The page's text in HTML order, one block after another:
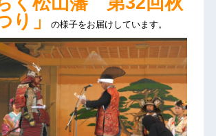
り」
の様子をお届けしています。